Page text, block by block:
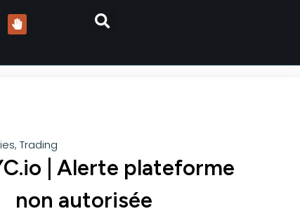
,Trading
| Alerte plateforme
non autorisée